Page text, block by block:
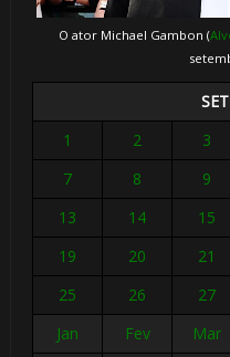
O ator Michael Gambon (
1
2 3
7
8 9
13
14 15
19
20 21
25
26 27
Jan
Fev Mar